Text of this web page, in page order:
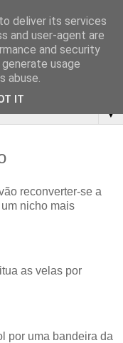
▼
reconverter-se a
nicho mais
as velas por
por uma bandeira da
deliver its services
and user-agent are
and security
usage
abuse.
IT